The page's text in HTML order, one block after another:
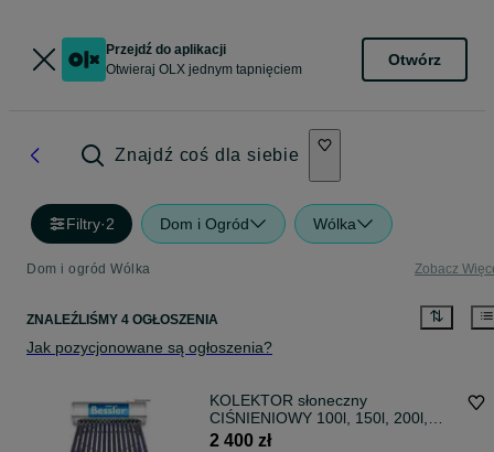
Przejdź do aplikacji
Otwieraj OLX jednym tapnięciem
Otwórz
Znajdź coś dla siebie
Filtry·2 Dom i Ogród Wólka
Dom i ogród Wólka Zobacz
ZNALEŹLIŚMY 4 OGŁOSZENIA
Jak pozycjonowane są ogłoszenia?
KOLEKTOR słoneczny
CIŚNIENIOWY 100l, 150l, 200l,
240l - BESSLER.PL
2 400 zł